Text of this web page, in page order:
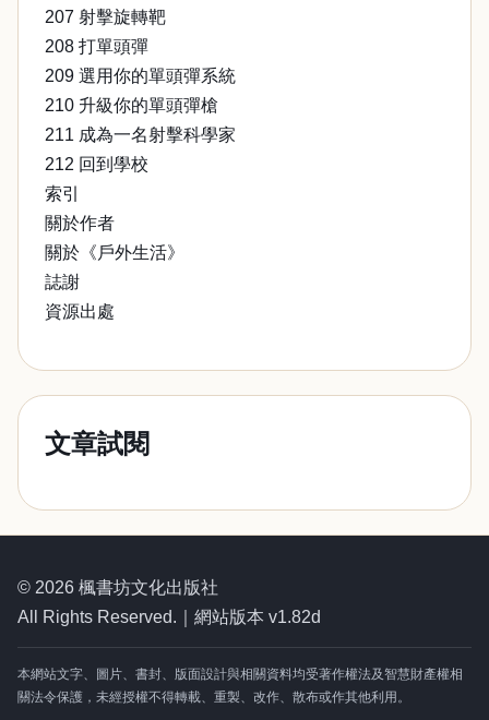
207 射擊旋轉靶
208 打單頭彈
209 選用你的單頭彈系統
210 升級你的單頭彈槍
211 成為一名射擊科學家
212 回到學校
索引
關於作者
關於《戶外生活》
誌謝
資源出處
文章試閱
© 2026 楓書坊文化出版社
All Rights Reserved.｜網站版本 v1.82d
本網站文字、圖片、書封、版面設計與相關資料均受著作權法及智慧財產權相
關法令保護，未經授權不得轉載、重製、改作、散布或作其他利用。